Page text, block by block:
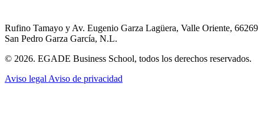
Rufino Tamayo y Av. Eugenio Garza Lagüera, Valle Oriente, 66269
San Pedro Garza García, N.L.
© 2026. EGADE Business School, todos los derechos reservados.
Aviso legal Aviso de privacidad